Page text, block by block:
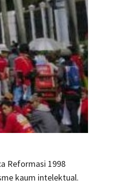
Reformasi 1998
kaum intelektual.